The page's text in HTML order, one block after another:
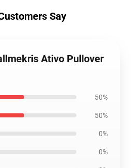
Say
Ativo Pullover
50%
50%
0%
0%